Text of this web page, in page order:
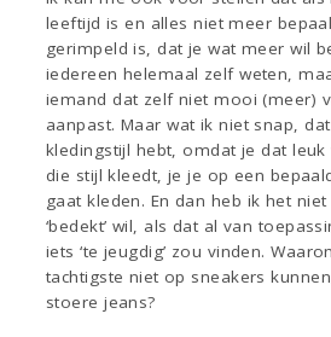
leeftijd is en alles niet meer
gerimpeld is, dat je wat meer wil
iedereen helemaal zelf weten,
iemand dat zelf niet mooi (meer)
aanpast. Maar wat ik niet snap,
kledingstijl hebt, omdat je dat
die stijl kleedt, je je op een
gaat kleden. En dan heb ik het
‘bedekt’ wil, als dat al van
iets ‘te jeugdig’ zou vinden.
tachtigste niet op sneakers
stoere jeans?